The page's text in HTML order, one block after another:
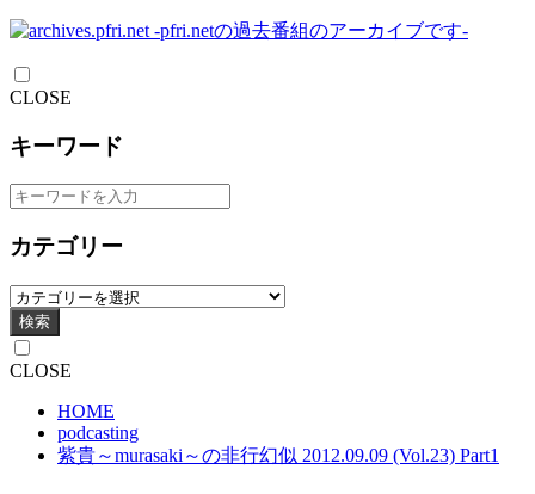
CLOSE
キーワード
カテゴリー
検索
CLOSE
HOME
podcasting
紫貴～murasaki～の非行幻似 2012.09.09 (Vol.23) Part1